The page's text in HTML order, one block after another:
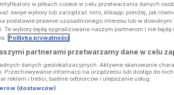
w plikach cookie w celu przetwarzania danych
swoje wybory lub zarządzać nimi, klikając poniżej, jak
podstawie prawnie uzasadnionego interesu lub w
Te wybory będą sygnalizowane naszym partnerom i nie będą
Polityka prywatności
partnerami przetwarzamy dane w celu
danych geolokalizacyjnych. Aktywne skanowanie
Przechowywanie informacji na urządzeniu lub dostęp do
reklam i treści, badnie odbiorców i ulepszanie usług.
(dostawców)